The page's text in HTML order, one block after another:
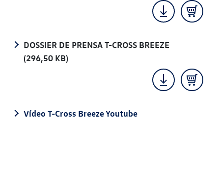
DOSSIER DE PRENSA T-CROSS BREEZE
(296,50 KB)
Vídeo T-Cross Breeze Youtube